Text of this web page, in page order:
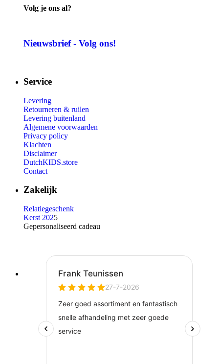
Volg je ons al?
Nieuwsbrief - Volg ons!
Service
Levering
Retourneren & ruilen
Levering buitenland
Algemene voorwaarden
Privacy policy
Klachten
Disclaimer
DutchKIDS.store
Contact
Zakelijk
Relatiegeschenk
Kerst 2025
Gepersonaliseerd cadeau